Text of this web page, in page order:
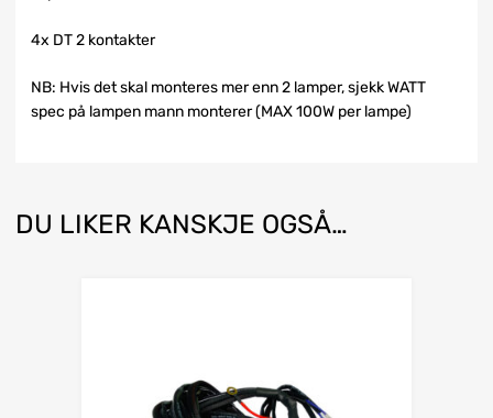
4x DT 2 kontakter
NB: Hvis det skal monteres mer enn 2 lamper, sjekk WATT
spec på lampen mann monterer (MAX 100W per lampe)
DU LIKER KANSKJE OGSÅ…